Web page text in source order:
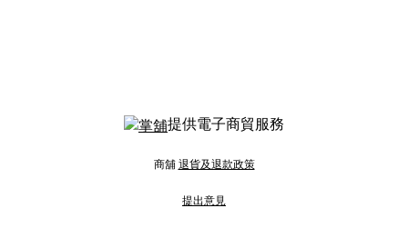
提供電子商貿服務
商舖 退貨及退款政策
提出意見